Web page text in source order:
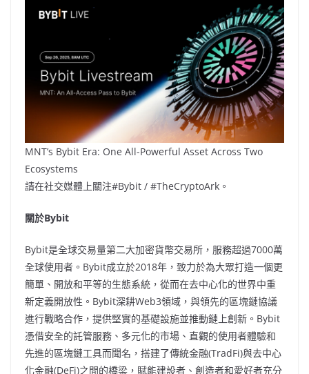
MNT’s Bybit Era: One All-Powerful Asset Across Two
Ecosystems
請在社交媒體上關注#Bybit / #TheCryptoArk。
關於Bybit
Bybit是全球交易量第二大加密貨幣交易所，服務超過7000萬
全球使用者。Bybit成立於2018年，致力於為大眾打造一個更
簡單、開放和平等的生態系統，從而在去中心化的世界中重
新定義開放性。Bybit深耕Web3領域，與領先的區塊鏈協議
進行戰略合作，提供堅實的基礎設施並推動鏈上創新。Bybit
憑借安全的託管服務、多元化的市場、直觀的使用者體驗和
先進的區塊鏈工具而聞名，搭建了傳統金融(TradFi)與去中心
化金融(DeFi)之間的橋梁，賦能建設者、創造者和愛好者充分